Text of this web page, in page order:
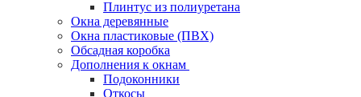
Плинтус из полиуретана
Окна деревянные
Окна пластиковые (ПВХ)
Обсадная коробка
Дополнения к окнам
Подоконники
Откосы